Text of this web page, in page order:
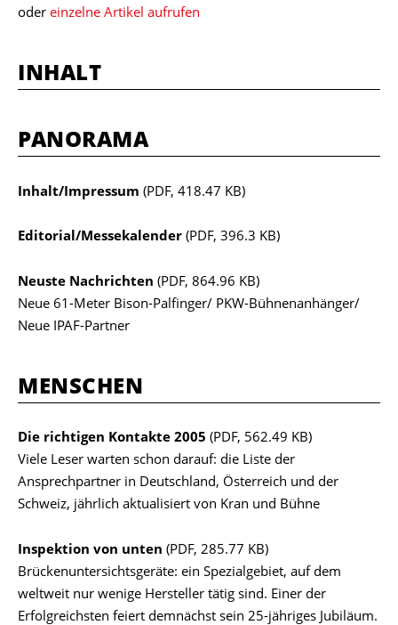
oder einzelne Artikel aufrufen
INHALT
PANORAMA
Inhalt/Impressum (PDF, 418.47 KB)
Editorial/Messekalender (PDF, 396.3 KB)
Neuste Nachrichten (PDF, 864.96 KB)
Neue 61-Meter Bison-Palfinger/ PKW-Bühnenanhänger/
Neue IPAF-Partner
MENSCHEN
Die richtigen Kontakte 2005 (PDF, 562.49 KB)
Viele Leser warten schon darauf: die Liste der
Ansprechpartner in Deutschland, Österreich und der
Schweiz, jährlich aktualisiert von Kran und Bühne
Inspektion von unten (PDF, 285.77 KB)
Brückenuntersichtsgeräte: ein Spezialgebiet, auf dem
weltweit nur wenige Hersteller tätig sind. Einer der
Erfolgreichsten feiert demnächst sein 25-jähriges Jubiläum.